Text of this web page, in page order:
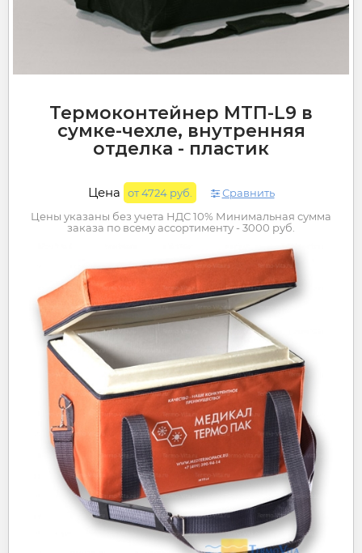
Термоконтейнер МТП-L9 в
сумке-чехле, внутренняя
отделка - пластик
Цена от 4724 руб.
Сравнить
Цены указаны без учета НДС 10% Минимальная сумма
заказа по всему ассортименту - 3000 руб.